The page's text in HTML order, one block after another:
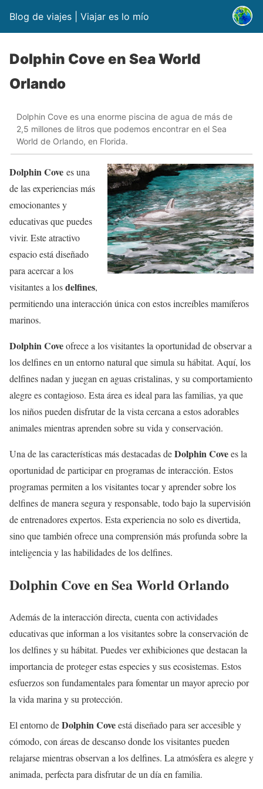
Blog de viajes | Viajar es lo mío
Dolphin Cove en Sea World
Orlando
Dolphin Cove es una enorme piscina de agua de más de
2,5 millones de litros que podemos encontrar en el Sea
World de Orlando, en Florida.
Dolphin Cove es una
de las experiencias más
emocionantes y
educativas que puedes
vivir. Este atractivo
espacio está diseñado
para acercar a los
visitantes a losdelfines,
permitiendo una interacción única con estos increíbles mamíferos
marinos.
Dolphin Coveofrece a los visitantes la oportunidad de observar a
los delfines en un entorno natural que simula su hábitat. Aquí, los
delfines nadan y juegan en aguas cristalinas, y su comportamiento
alegre es contagioso. Esta área es ideal para las familias, ya que
los niños pueden disfrutar de la vista cercana a estos adorables
animales mientras aprenden sobre su vida y conservación.
Una de las características más destacadas deDolphin Covees la
oportunidad de participar en programas de interacción. Estos
programas permiten a los visitantes tocar y aprender sobre los
delfines de manera segura y responsable, todo bajo la supervisión
de entrenadores expertos. Esta experiencia no solo es divertida,
sino que también ofrece una comprensión más profunda sobre la
inteligencia y las habilidades de los delfines.
Dolphin Cove en Sea World Orlando
Además de la interacción directa, cuenta con actividades
educativas que informan a los visitantes sobre la conservación de
los delfines y su hábitat. Puedes ver exhibiciones que destacan la
importancia de proteger estas especies y sus ecosistemas. Estos
esfuerzos son fundamentales para fomentar un mayor aprecio por
la vida marina y su protección.
El entorno deDolphin Coveestá diseñado para ser accesible y
cómodo, con áreas de descanso donde los visitantes pueden
relajarse mientras observan a los delfines. La atmósfera es alegre y
animada, perfecta para disfrutar de un día en familia.